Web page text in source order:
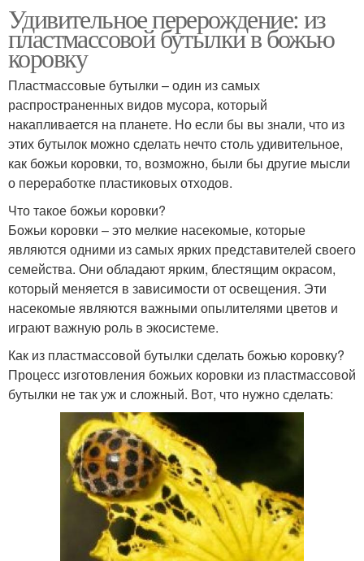
Удивительное перерождение: из
пластмассовой бутылки в божью
коровку
Пластмассовые бутылки – один из самых
распространенных видов мусора, который
накапливается на планете. Но если бы вы знали, что из
этих бутылок можно сделать нечто столь удивительное,
как божьи коровки, то, возможно, были бы другие мысли
о переработке пластиковых отходов.
Что такое божьи коровки?
Божьи коровки – это мелкие насекомые, которые
являются одними из самых ярких представителей своего
семейства. Они обладают ярким, блестящим окрасом,
который меняется в зависимости от освещения. Эти
насекомые являются важными опылителями цветов и
играют важную роль в экосистеме.
Как из пластмассовой бутылки сделать божью коровку?
Процесс изготовления божьих коровки из пластмассовой
бутылки не так уж и сложный. Вот, что нужно сделать: